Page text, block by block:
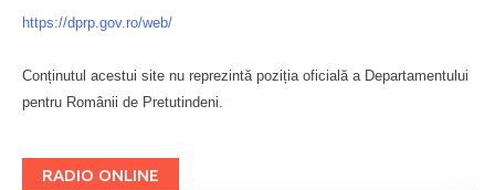
https://dprp.gov.ro/web/
Conținutul acestui site nu reprezintă poziția oficială a Departamentului
pentru Românii de Pretutindeni.
RADIO ONLINE